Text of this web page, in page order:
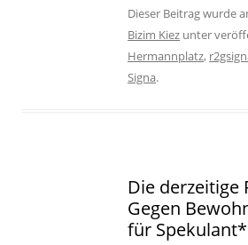
Dieser Beitrag wurde
Bizim Kiez unter
Hermannplatz,
Signa.
Die derzeitige
Gegen
für